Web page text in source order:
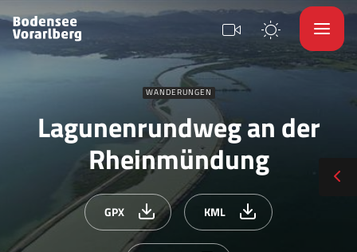
WANDERUNGEN
Lagunenrundweg an der
Rheinmündung
GPX KML